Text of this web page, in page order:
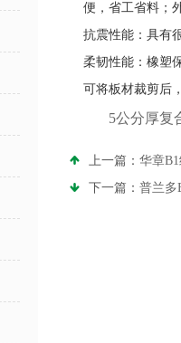
便，省工省料；
抗震性能：具有
柔韧性能：橡塑
可将板材裁剪后
5公分厚复
上一篇： 华章
下一篇： 普兰多